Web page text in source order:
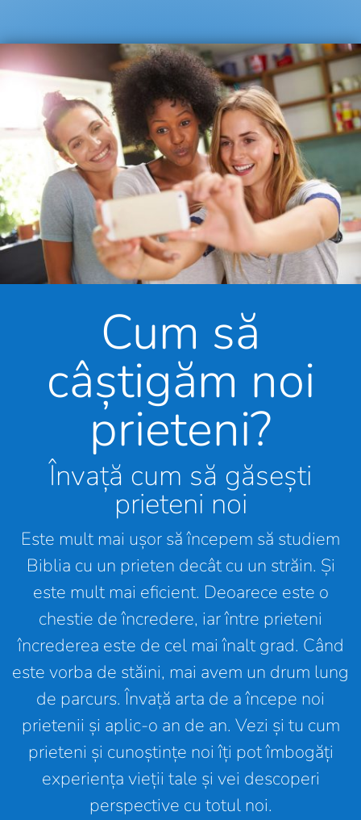
Cum să
câștigăm noi
prieteni?
Învață cum să găsești
prieteni noi
Este mult mai ușor să începem să studiem
Biblia cu un prieten decât cu un străin. Și
este mult mai eficient. Deoarece este o
chestie de încredere, iar între prieteni
încrederea este de cel mai înalt grad. Când
este vorba de stăini, mai avem un drum lung
de parcurs. Învață arta de a începe noi
prietenii și aplic-o an de an. Vezi și tu cum
prieteni și cunoștințe noi îți pot îmbogăți
experiența vieții tale și vei descoperi
perspective cu totul noi.